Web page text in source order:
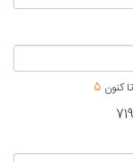
تا کنون 5
719